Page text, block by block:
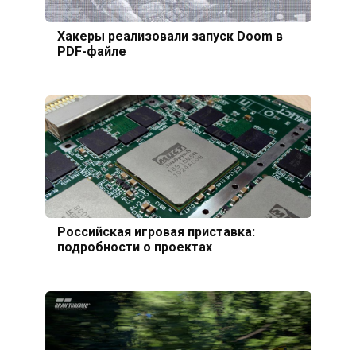
Хакеры реализовали запуск Doom в
PDF-файле
Российская игровая приставка:
подробности о проектах